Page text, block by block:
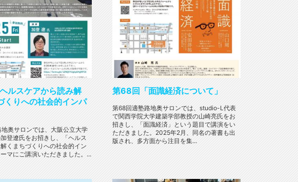
ルスケアから読み解
りへの社会的インパ
奥サロンでは、大阪公立大学
登遼氏をお招きし、「ヘルス
くまちづくりへの社会的イン
マにご講演いただきました。...
第68回「面識経済について」
第68回適塾路地奥サロンでは、studio-L代表
で関西学院大学建築学部教授の山崎亮氏をお
招きし、「面識経済」という題目で講演をい
ただきました。2025年2月、同名の著書も出
版され、多方面から注目を集...